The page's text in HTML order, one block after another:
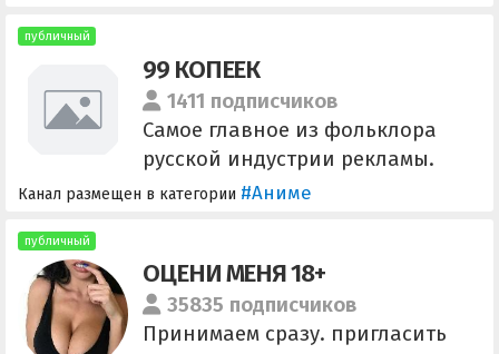
публичный
99 КОПЕЕК
1411 подписчиков
Самое главное из фольклора
русской индустрии рекламы.
Оперативно и эксклюзивно, без
Канал размещен в категории #Аниме
публичный
ОЦЕНИ МЕНЯ 18+
35835 подписчиков
Принимаем сразу. пригласить